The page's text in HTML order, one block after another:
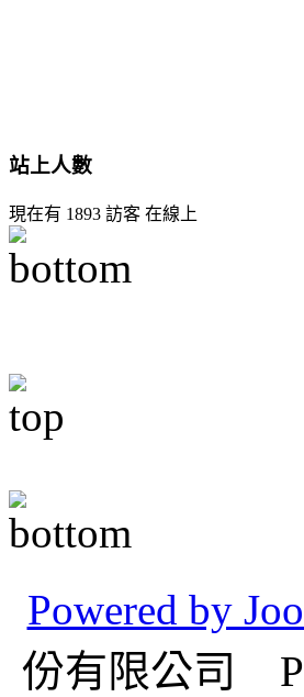
站上人數
現在有 1893 訪客 在線上
Powered by
份有限公司